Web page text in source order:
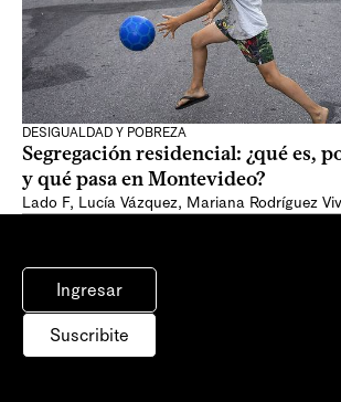
DESIGUALDAD Y POBREZA
Segregación residencial: ¿qué es,
y qué pasa en Montevideo?
Lado F, Lucía Vázquez, Mariana Rodríguez
Ingresar
Suscribite